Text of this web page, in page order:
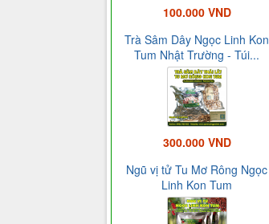
100.000 VND
Trà Sâm Dây Ngọc Linh Kon
Tum Nhật Trường - Túi...
300.000 VND
Ngũ vị tử Tu Mơ Rông Ngọc
Linh Kon Tum